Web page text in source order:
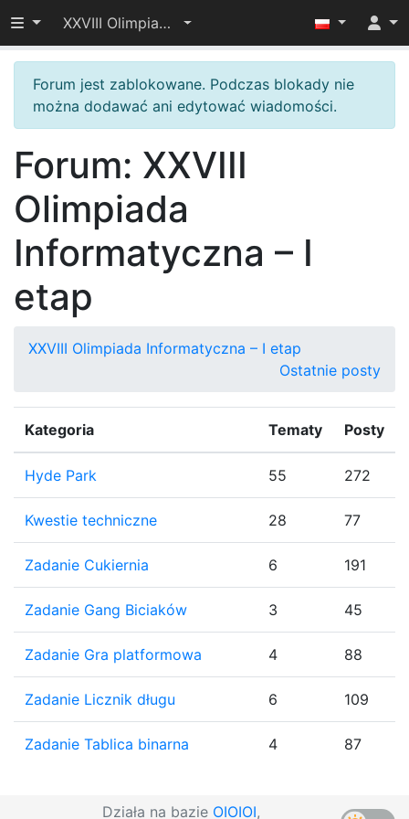
Przełącz widoczność menu
XXVIII Olimpiada Informatyczna – I etap
Forum jest zablokowane. Podczas blokady nie
można dodawać ani edytować wiadomości.
Forum: XXVIII
Olimpiada
Informatyczna – I
etap
XXVIII Olimpiada Informatyczna – I etap
Ostatnie posty
Kategoria Tematy Posty
Hyde Park 55 272
Kwestie techniczne 28 77
Zadanie Cukiernia 6 191
Zadanie Gang Biciaków 3 45
Zadanie Gra platformowa 4 88
Zadanie Licznik długu 6 109
Zadanie Tablica binarna 4 87
Działa na bazie OIOIOI,